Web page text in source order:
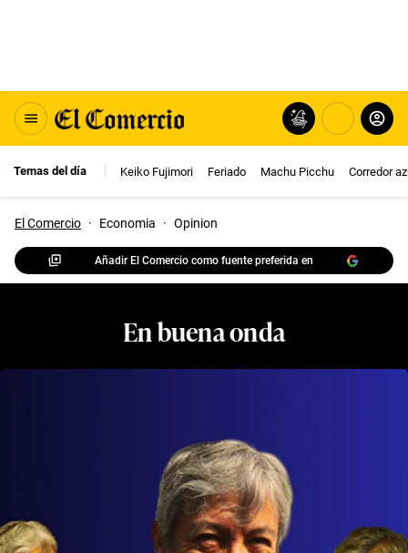
Temas del día Keiko Fujimori Feriado Machu Picchu Corredor
El Comercio · Economia · Opinion
Añadir El Comercio como fuente preferida en
En buena onda